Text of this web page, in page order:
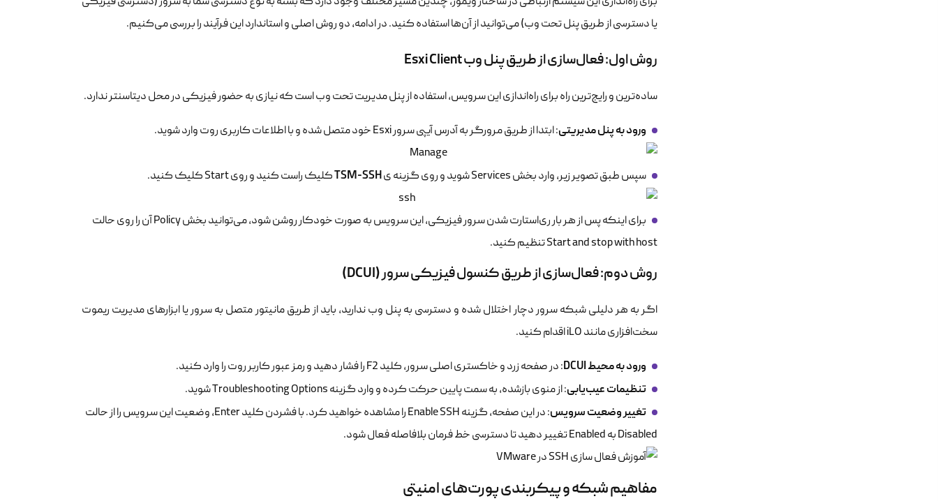
یا دسترسی از طریق پنل تحت وب) می‌توانید از آن‌ها استفاده کنید. در ادامه، دو روش اصلی و استاندارد این فرآیند را بررسی می‌کنیم.
روش اول: فعال‌سازی از طریق پنل وب Esxi Client
ساده‌ترین و رایج‌ترین راه برای راه‌اندازی این سرویس، استفاده از پنل مدیریت تحت وب است که نیازی به حضور فیزیکی در محل دیتاسنتر ندارد.
ورود به پنل مدیریتی: ابتدا از طریق مرورگر به آدرس آیپی سرور Esxi خود متصل شده و با اطلاعات کاربری روت وارد شوید.
سپس طبق تصویر زیر، وارد بخش Services شوید و روی گزینه ی TSM-SSHکلیک راست کنید و روی Start کلیک کنید.
برای اینکه پس از هر بار ری‌استارت شدن سرور فیزیکی، این سرویس به صورت خودکار روشن شود، می‌توانید بخش Policy آن را روی حالت
Start and stop with host تنظیم کنید.
روش دوم: فعال‌سازی از طریق کنسول فیزیکی سرور (DCUI)
اگر به هر دلیلی شبکه سرور دچار اختلال شده و دسترسی به پنل وب ندارید، باید از طریق مانیتور متصل به سرور یا ابزارهای مدیریت ریموت
سخت‌افزاری مانند iLO اقدام کنید.
ورود به محیط DCUI : در صفحه زرد و خاکستری اصلی سرور، کلید F2 را فشار دهید و رمز عبور کاربر روت را وارد کنید.
تنظیمات عیب‌یابی: از منوی بازشده، به سمت پایین حرکت کرده و وارد گزینه Troubleshooting Options شوید.
تغییر وضعیت سرویس
: در این صفحه، گزینه Enable SSH را مشاهده خواهید کرد. با فشردن کلید Enter، وضعیت این سرویس را از حالت
Disabled به Enabled تغییر دهید تا دسترسی خط فرمان بلافاصله فعال شود.
مفاهیم شبکه و پیکربندی پورت‌های امنیتی